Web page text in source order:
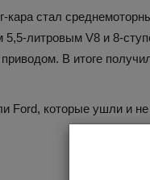
кара стал
литровым V8 и 8-
В итоге
Ford, которые ушли и не